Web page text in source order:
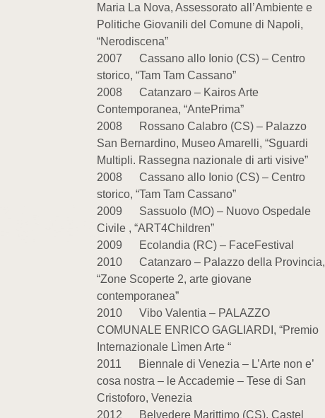
Maria La Nova, Assessorato all’Ambiente e
Politiche Giovanili del Comune di Napoli,
“Nerodiscena”
2007 Cassano allo Ionio (CS) – Centro
storico, “Tam Tam Cassano”
2008 Catanzaro – Kairos Arte
Contemporanea, “AntePrima”
2008 Rossano Calabro (CS) – Palazzo
San Bernardino, Museo Amarelli, “Sguardi
Multipli. Rassegna nazionale di arti visive”
2008 Cassano allo Ionio (CS) – Centro
storico, “Tam Tam Cassano”
2009 Sassuolo (MO) – Nuovo Ospedale
Civile , “ART4Children”
2009 Ecolandia (RC) – FaceFestival
2010 Catanzaro – Palazzo della Provincia,
“Zone Scoperte 2, arte giovane
contemporanea”
2010 Vibo Valentia – PALAZZO
COMUNALE ENRICO GAGLIARDI, “Premio
Internazionale Lìmen Arte “
2011 Biennale di Venezia – L’Arte non e’
cosa nostra – le Accademie – Tese di San
Cristoforo, Venezia
2012 Belvedere Marittimo (CS), Castel